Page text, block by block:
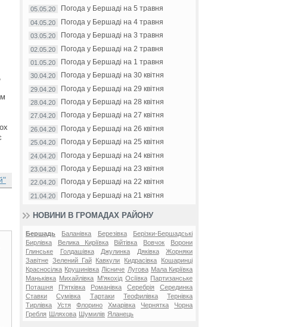
05.05.20 Погода у Бершаді на 5 травня
04.05.20 Погода у Бершаді на 4 травня
03.05.20 Погода у Бершаді на 3 травня
02.05.20 Погода у Бершаді на 2 травня
01.05.20 Погода у Бершаді на 1 травня
30.04.20 Погода у Бершаді на 30 квітня
29.04.20 Погода у Бершаді на 29 квітня
28.04.20 Погода у Бершаді на 28 квітня
27.04.20 Погода у Бершаді на 27 квітня
26.04.20 Погода у Бершаді на 26 квітня
25.04.20 Погода у Бершаді на 25 квітня
24.04.20 Погода у Бершаді на 24 квітня
23.04.20 Погода у Бершаді на 23 квітня
22.04.20 Погода у Бершаді на 22 квітня
21.04.20 Погода у Бершаді на 21 квітня
НОВИНИ В ГРОМАДАХ РАЙОНУ
Бершадь Баланівка Березівка
Берізки-Бершадські
Бирлівка
Велика Киріївка Війтівка Вовчок
Ворони
Глинське
Голдашівка Джулинка Дяківка
Жорняки
Завітне Зелений Гай Кавкули Кидрасівка
Кошаринці
Красносілка Крушинівка Лісниче Лугова Мала Киріївка
Маньківка Михайлівка М'якохід Осіївка
Партизанське
Поташня
П'ятківка Романівка Серебрія
Серединка
Ставки
Сумівка Тартаки Теофилівка
Тернівка
Тирлівка
Устя Флорино Хмарівка Чернятка
Чорна
Гребля
Шляхова Шумилів Яланець